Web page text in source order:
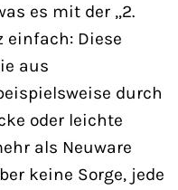
es mit der „2.
einfach: Diese
aus
durch
oder leichte
als Neuware
keine Sorge, jede